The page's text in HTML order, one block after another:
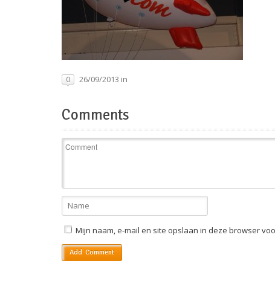
0 26/09/2013 in
Comments
Mijn naam, e-mail en site opslaan in deze browser